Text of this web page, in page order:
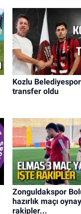
Kozlu
transfer oldu
Zonguldakspor
hazırlık maçı
rakipler...